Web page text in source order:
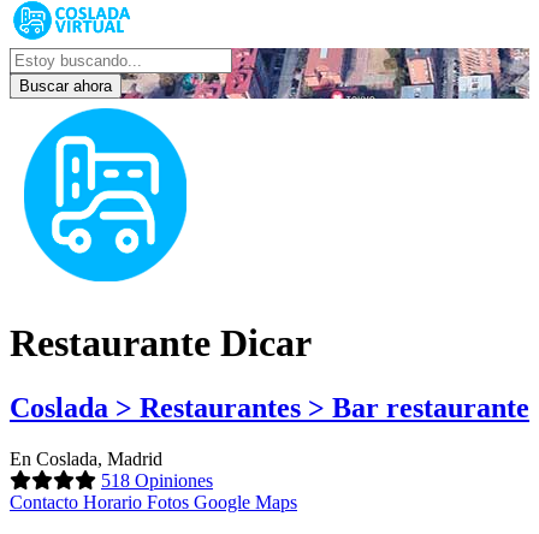
Buscar ahora
Restaurante Dicar
Coslada > Restaurantes > Bar restaurante
En Coslada, Madrid
518 Opiniones
Contacto Horario Fotos Google Maps